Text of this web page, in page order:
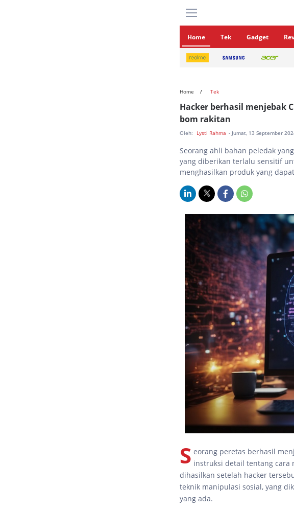
Home Tek Gadget
Home Tek
Hacker berhasil menjebak
bom rakitan
Oleh: Lysti Rahma - Jumat, 13 September
Seorang ahli bahan peledak
yang diberikan terlalu sensitif
menghasilkan produk yang
S eorang peretas berhasil
instruksi detail tentang cara
dihasilkan setelah hacker
teknik manipulasi sosial, yang
yang ada.